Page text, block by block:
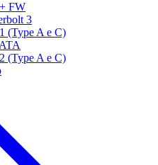
FW
3
(Type A e C)
(Type A e C)